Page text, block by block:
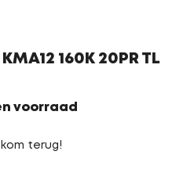
160K 20PR TL
voorraad
terug!